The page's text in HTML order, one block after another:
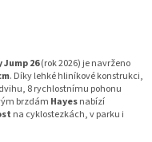
Jump 26(rok 2026) je navrženo
. Díky lehké hliníkové konstrukci,
8 rychlostnímu pohonu
brzdám Hayesnabízí
na cyklostezkách, v parku i